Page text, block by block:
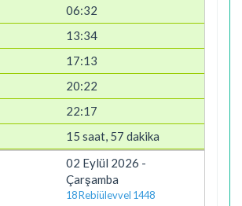
06:32
13:34
17:13
20:22
22:17
15 saat, 57 dakika
02 Eylül 2026 -
Çarşamba
18 Rebiülevvel 1448